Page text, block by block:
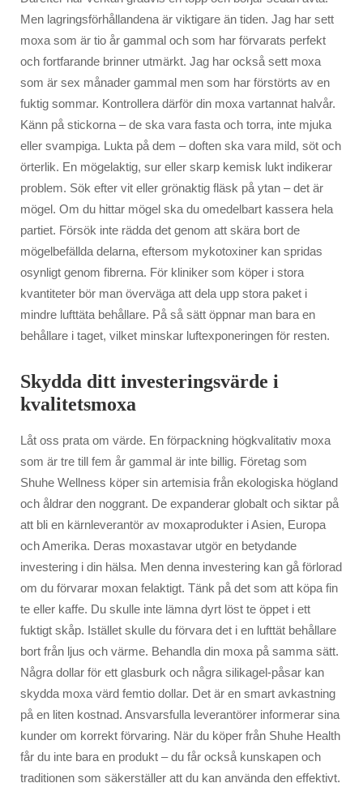
Men lagringsförhållandena är viktigare än tiden. Jag har sett
moxa som är tio år gammal och som har förvarats perfekt
och fortfarande brinner utmärkt. Jag har också sett moxa
som är sex månader gammal men som har förstörts av en
fuktig sommar. Kontrollera därför din moxa vartannat halvår.
Känn på stickorna – de ska vara fasta och torra, inte mjuka
eller svampiga. Lukta på dem – doften ska vara mild, söt och
örterlik. En mögelaktig, sur eller skarp kemisk lukt indikerar
problem. Sök efter vit eller grönaktig fläsk på ytan – det är
mögel. Om du hittar mögel ska du omedelbart kassera hela
partiet. Försök inte rädda det genom att skära bort de
mögelbefällda delarna, eftersom mykotoxiner kan spridas
osynligt genom fibrerna. För kliniker som köper i stora
kvantiteter bör man överväga att dela upp stora paket i
mindre lufttäta behållare. På så sätt öppnar man bara en
behållare i taget, vilket minskar luftexponeringen för resten.
Skydda ditt investeringsvärde i
kvalitetsmoxa
Låt oss prata om värde. En förpackning högkvalitativ moxa
som är tre till fem år gammal är inte billig. Företag som
Shuhe Wellness köper sin artemisia från ekologiska högland
och åldrar den noggrant. De expanderar globalt och siktar på
att bli en kärnleverantör av moxaprodukter i Asien, Europa
och Amerika. Deras moxastavar utgör en betydande
investering i din hälsa. Men denna investering kan gå förlorad
om du förvarar moxan felaktigt. Tänk på det som att köpa fin
te eller kaffe. Du skulle inte lämna dyrt löst te öppet i ett
fuktigt skåp. Istället skulle du förvara det i en lufttät behållare
bort från ljus och värme. Behandla din moxa på samma sätt.
Några dollar för ett glasburk och några silikagel-påsar kan
skydda moxa värd femtio dollar. Det är en smart avkastning
på en liten kostnad. Ansvarsfulla leverantörer informerar sina
kunder om korrekt förvaring. När du köper från Shuhe Health
får du inte bara en produkt – du får också kunskapen och
traditionen som säkerställer att du kan använda den effektivt.